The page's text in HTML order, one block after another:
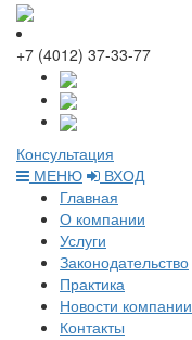
+7 (4012) 37-33-77
Консультация
МЕНЮ
ВХОД
Главная
О компании
Услуги
Законодательство
Практика
Новости компании
Контакты